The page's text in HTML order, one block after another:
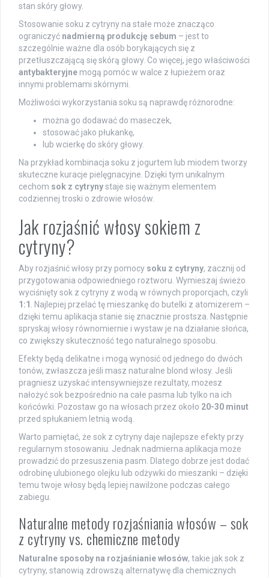
stan skóry głowy.
Stosowanie soku z cytryny na stałe może znacząco
ograniczyć nadmierną produkcję sebum – jest to
szczególnie ważne dla osób borykających się z
przetłuszczającą się skórą głowy. Co więcej, jego właściwości
antybakteryjne mogą pomóc w walce z łupieżem oraz
innymi problemami skórnymi.
Możliwości wykorzystania soku są naprawdę różnorodne:
można go dodawać do maseczek,
stosować jako płukankę,
lub wcierkę do skóry głowy.
Na przykład kombinacja soku z jogurtem lub miodem tworzy
skuteczne kuracje pielęgnacyjne. Dzięki tym unikalnym
cechom sok z cytrynystaje się ważnym elementem
codziennej troski o zdrowie włosów.
Jak rozjaśnić włosy sokiem z
cytryny?
Aby rozjaśnić włosy przy pomocy soku z cytryny, zacznij od
przygotowania odpowiedniego roztworu. Wymieszaj świeżo
wyciśnięty sok z cytryny z wodą w równych proporcjach, czyli
1:1 . Najlepiej przelać tę mieszankę do butelki z atomizerem –
dzięki temu aplikacja stanie się znacznie prostsza. Następnie
spryskaj włosy równomiernie i wystaw je na działanie słońca,
co zwiększy skuteczność tego naturalnego sposobu.
Efekty będą delikatne i mogą wynosić od jednego do dwóch
tonów, zwłaszcza jeśli masz naturalne blond włosy. Jeśli
pragniesz uzyskać intensywniejsze rezultaty, możesz
nałożyć sok bezpośrednio na całe pasma lub tylko na ich
końcówki. Pozostaw go na włosach przez około 20-30 minut
przed spłukaniem letnią wodą.
Warto pamiętać, że sok z cytryny daje najlepsze efekty przy
regularnym stosowaniu. Jednak nadmierna aplikacja może
prowadzić do przesuszenia pasm. Dlatego dobrze jest dodać
odrobinę ulubionego olejku lub odżywki do mieszanki – dzięki
temu twoje włosy będą lepiej nawilżone podczas całego
zabiegu.
Naturalne metody rozjaśniania włosów – sok
z cytryny vs. chemiczne metody
Naturalne sposoby na rozjaśnianie włosów, takie jak sok z
cytryny, stanowią zdrowszą alternatywę dla chemicznych